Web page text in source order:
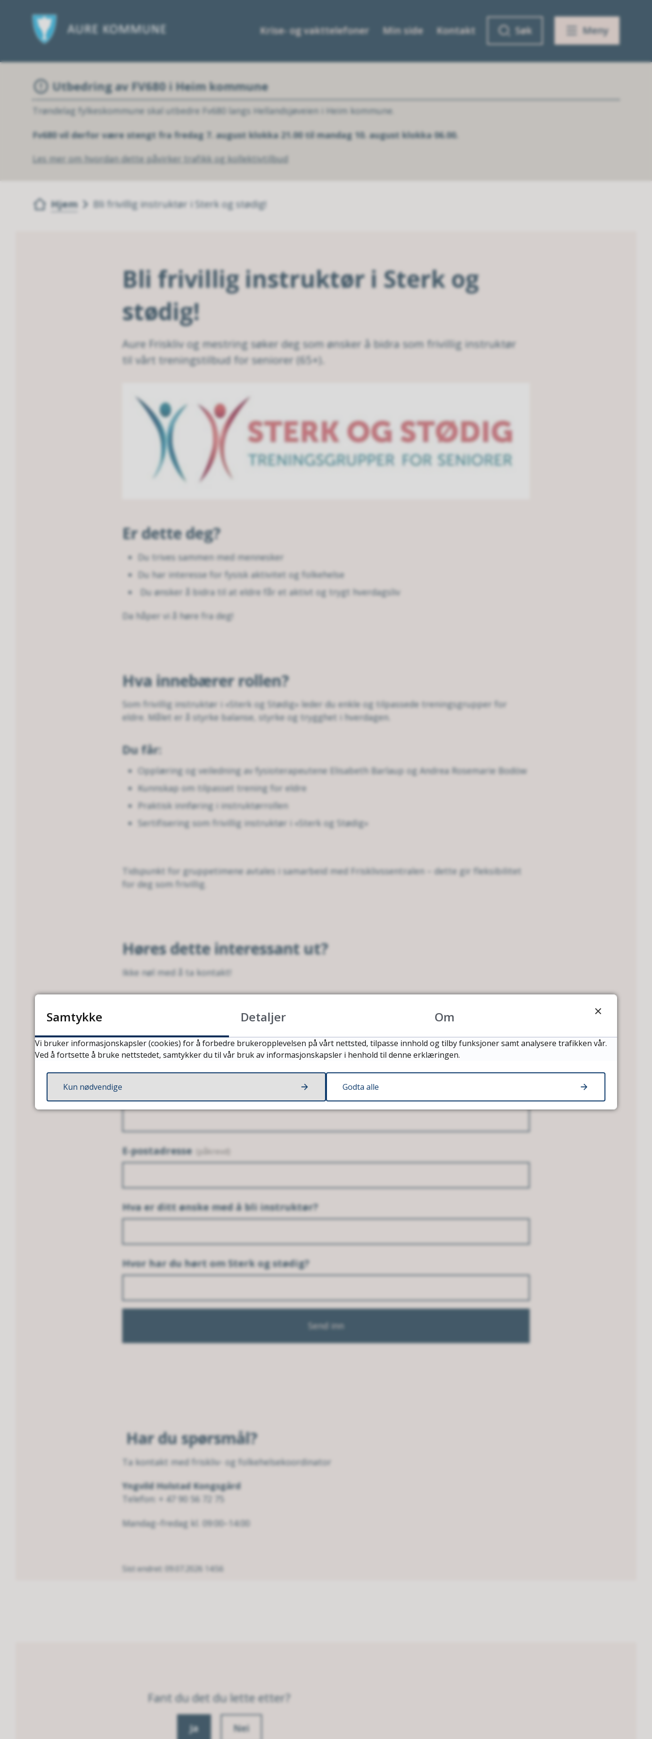
Krise- og vakttelefoner Min side Kontakt Søk Meny
Utbedring av FV680 i Heim kommune
Trøndelag fylkeskommune skal utbedre Fv680 langs Hellandsjøveien i Heim kommune.
Fv680 vil derfor være stengt fra fredag 7. august klokka 21.00 til mandag 10. august klokka 06.00.
Les mer om hvordan dette påvirker trafikk og kollektivtilbud
Du er her:
Hjem Bli frivillig instruktør i Sterk og stødig!
Bli frivillig instruktør i Sterk og
stødig!
Aure Friskliv og mestring søker deg som ønsker å bidra som frivillig instruktør
til vårt treningstilbud for seniorer (65+).
Er dette deg?
Du trives sammen med mennesker
Du har interesse for fysisk aktivitet og folkehelse
Du ønsker å bidra til at eldre får et aktivt og trygt hverdagsliv
Da håper vi å høre fra deg!
Hva innebærer rollen?
Som frivillig instruktør i «Sterk og Stødig» leder du enkle og tilpassede treningsgrupper for
eldre. Målet er å styrke balanse, styrke og trygghet i hverdagen.
Du får:
Opplæring og veiledning av fysioterapeutene Elisabeth Barlaup og Andrea Rosemarie Bodöw
Kunnskap om tilpasset trening for eldre
Praktisk innføring i instruktørrollen
Sertifisering som frivillig instruktør i «Sterk og Stødig»
Tidspunkt for gruppetimene avtales i samarbeid med Frisklivssentralen – dette gir fleksibilitet
for deg som frivillig.
Høres dette interessant ut?
Ikke nøl med å ta kontakt!
Meld deg på som instruktør for Sterk og stødig
Navn (påkrevd)
E-postadresse (påkrevd)
Hva er ditt ønske med å bli instruktør?
Hvor har du hørt om Sterk og stødig?
Send inn
Har du spørsmål?
Ta kontakt med friskliv- og folkehelsekoordinator
Yngvild Holstad Kongsgård
Telefon: + 47 90 56 72 75
Mandag–fredag kl. 09:00–14:00
Sist endret 09.07.2026 14:56
Fant du det du lette etter?
Ja Nei
Samtykke Detaljer Om
Vi bruker informasjonskapsler (cookies) for å forbedre brukeropplevelsen på vårt nettsted, tilpasse innhold og tilby funksjoner samt analysere trafikken vår.
Ved å fortsette å bruke nettstedet, samtykker du til vår bruk av informasjonskapsler i henhold til denne erklæringen.
Kun nødvendige Godta alle